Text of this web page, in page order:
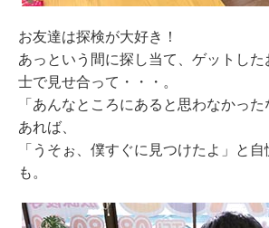
お友達は探検が大好き！
あっという間に探し当て、ゲットした
士で見せ合って・・・。
「あんなところにあると思わなかっ
あれば、
「うそぉ、僕すぐに見つけたよ」と
も。